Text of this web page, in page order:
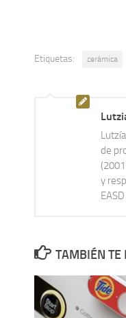
Etiquetas: cerámica
de
y
TAMBIÉN TE